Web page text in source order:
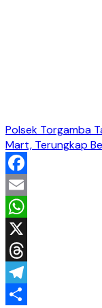
Polsek Torgamba
Mart, Terungkap
Facebook
Email
WhatsApp
X
Threads
Telegram